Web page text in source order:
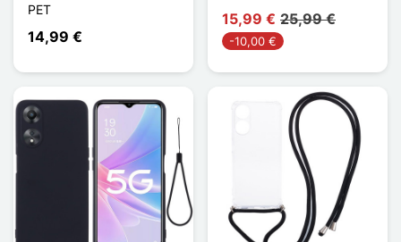
PET
14,99 €
15,99 € 25,99 €
-10,00 €